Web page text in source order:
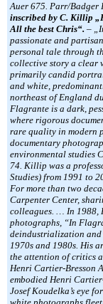
Auer 675. Parr/Badger
inscribed by C. Killip
All the best Chris“. –
passionate and
personal tale through
collective story a clear
primarily candid
and white,
northeast of England
Flagrante is a dark,
where rigorous
rare quality in modern
documentary
environmental studies
74. Killip was a
Studies) from 1991 to
For more than two
Carpenter Center,
colleagues. … In 1988,
photographs, “In
deindustrialization and
1970s and 1980s. His
the attention of critics
Henri Cartier-Bresson
embodied Henri
Josef Koudelka’s eye